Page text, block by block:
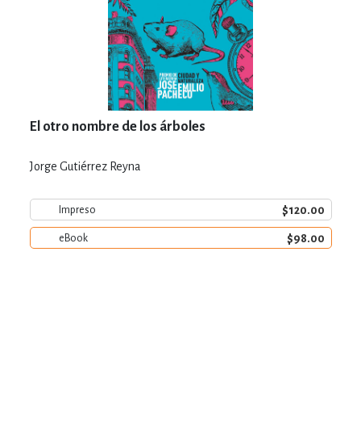
El otro nombre de los árboles
Jorge Gutiérrez Reyna
Impreso $120.00
eBook $98.00